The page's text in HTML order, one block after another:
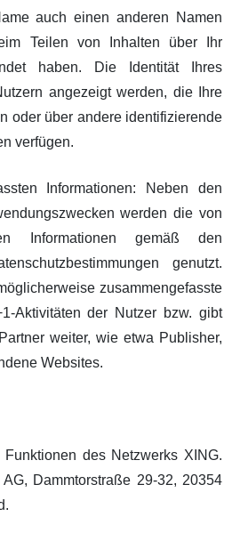
auch einen anderen Namen
Teilen von Inhalten über Ihr
haben. Die Identität Ihres
angezeigt werden, die Ihre
oder über andere identifizierende
verfügen.
Informationen: Neben den
werden die von
Informationen gemäß den
genutzt.
zusammengefasste
Aktivitäten der Nutzer bzw. gibt
weiter, wie etwa Publisher,
Websites.
des Netzwerks XING.
Dammtorstraße 29-32, 20354